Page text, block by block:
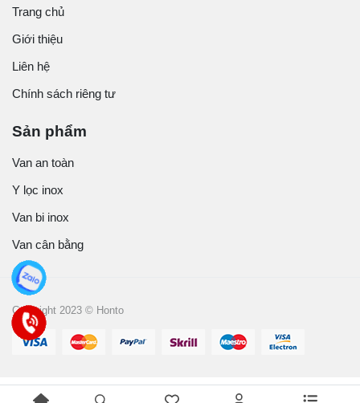
Trang chủ
Giới thiệu
Liên hệ
Chính sách riêng tư
Sản phẩm
Van an toàn
Y lọc inox
Van bi inox
Van cân bằng
Copyright 2023 © Honto